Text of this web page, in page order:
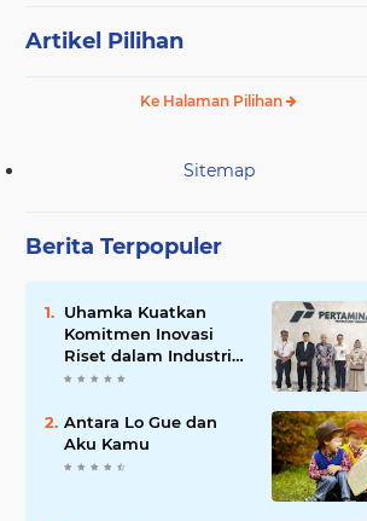
Artikel Pilihan
Ke Halaman Pilihan
Sitemap
Berita Terpopuler
Uhamka Kuatkan
Komitmen Inovasi
Riset dalam Industri
dengan PT. Pertamina
Antara Lo Gue dan
Aku Kamu